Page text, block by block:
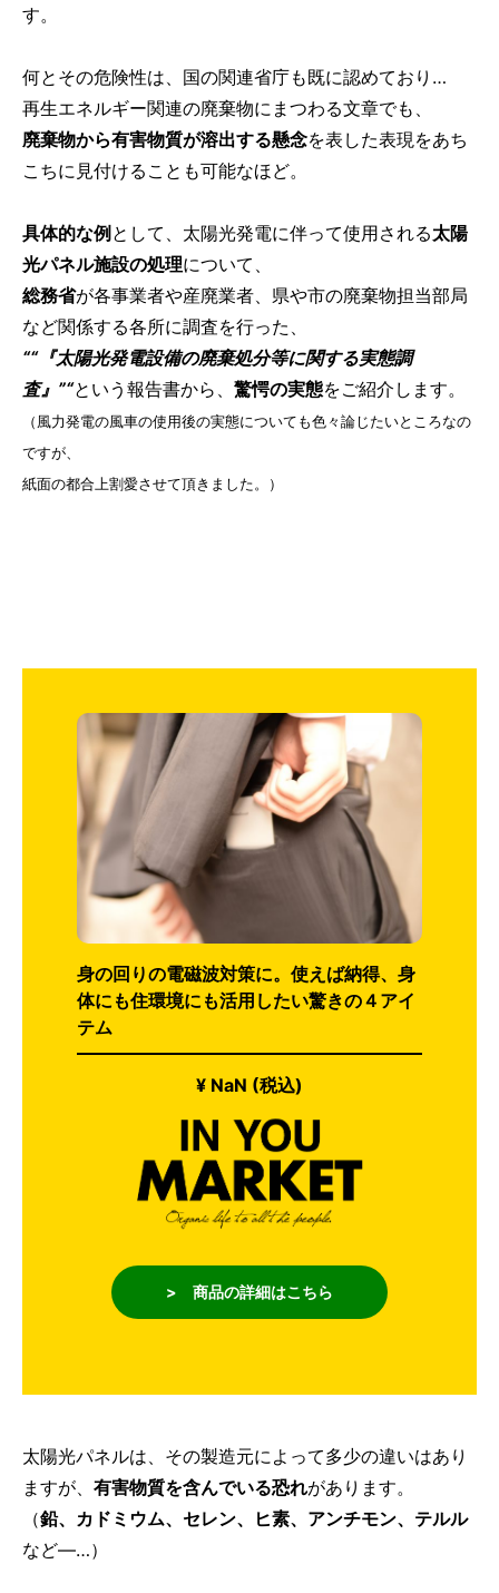
す。
何とその危険性は、国の関連省庁も既に認めており…
再生エネルギー関連の廃棄物にまつわる文章でも、
廃棄物から有害物質が溶出する懸念を表した表現をあち
こちに見付けることも可能なほど。
具体的な例として、太陽光発電に伴って使用される太陽
光パネル施設の処理について、
総務省が各事業者や産廃業者、県や市の廃棄物担当部局
など関係する各所に調査を行った、
““『太陽光発電設備の廃棄処分等に関する実態調
査』”“という報告書から、 驚愕の実態をご紹介します。
（風力発電の風車の使用後の実態についても色々論じたいところなの
ですが、
紙面の都合上割愛させて頂きました。）
身の回りの電磁波対策に。使えば納得、身
体にも住環境にも活用したい驚きの４アイ
テム
¥ NaN (税込)
> 商品の詳細はこちら
太陽光パネルは、その製造元によって多少の違いはあり
ますが、 有害物質を含んでいる恐れがあります。
（鉛、カドミウム、セレン、ヒ素、アンチモン、テルル
など―…）